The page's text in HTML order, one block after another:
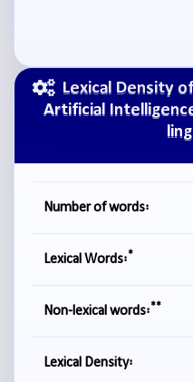
Lexical Density
Artificial
Number of words:
Lexical Words:*
Non-lexical words:**
Lexical Density: